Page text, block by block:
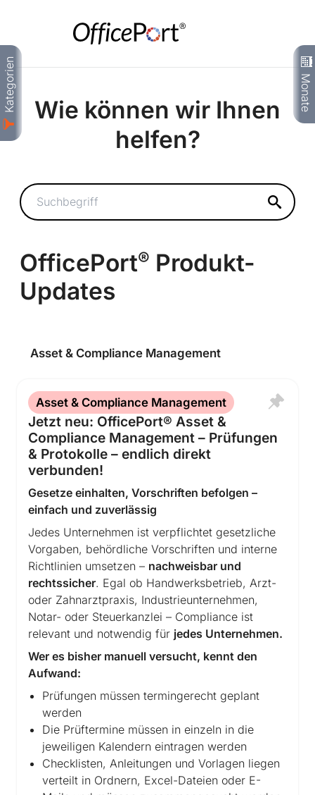
Wie können wir Ihnen
helfen?
OfficePort® Produkt-
Updates
Asset & Compliance Management
Asset & Compliance Management
Jetzt neu: OfficePort® Asset &
Compliance Management – Prüfungen
& Protokolle – endlich direkt
verbunden!
Gesetze einhalten, Vorschriften befolgen –
einfach und zuverlässig
Jedes Unternehmen ist verpflichtet gesetzliche
Vorgaben, behördliche Vorschriften und interne
Richtlinien umsetzen – nachweisbar und
rechtssicher. Egal ob Handwerksbetrieb, Arzt-
oder Zahnarztpraxis, Industrieunternehmen,
Notar- oder Steuerkanzlei – Compliance ist
relevant und notwendig für jedes Unternehmen.
Wer es bisher manuell versucht, kennt den
Aufwand:
Prüfungen müssen termingerecht geplant
werden
Die Prüftermine müssen in einzeln in die
jeweiligen Kalendern eintragen werden
Checklisten, Anleitungen und Vorlagen liegen
verteilt in Ordnern, Excel-Dateien oder E-